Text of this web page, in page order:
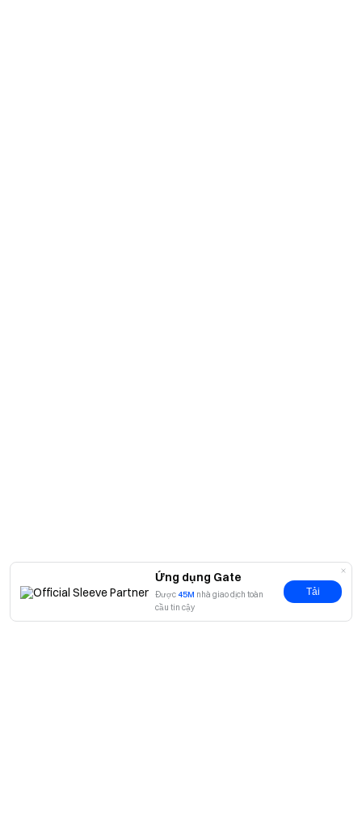
Ứng dụng Gate
Được45M nhà giao dịch toàn
cầu tin cậy
Tải